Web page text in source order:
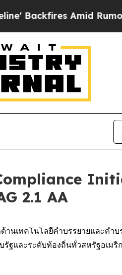
Amid Rumors
2.1 AA
นเทคโนโลยีคำบรรยายและคำ
และระดับท้องถิ่นทั่วสหรัฐอเม